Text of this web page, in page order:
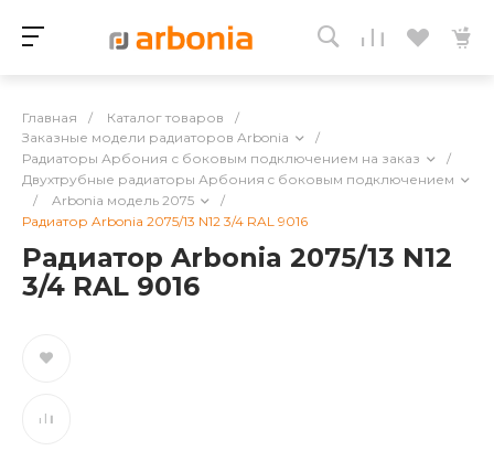
Главная / Каталог товаров
/
Заказные модели радиаторов Arbonia
/
Радиаторы Арбония с боковым подключением на заказ
/
Двухтрубные радиаторы Арбония c боковым подключением
/
Arbonia модель 2075
/
Радиатор Arbonia 2075/13 N12 3/4 RAL 9016
Радиатор Arbonia 2075/13 N12
3/4 RAL 9016